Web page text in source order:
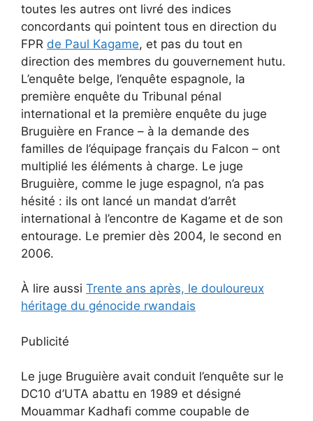
toutes les autres ont livré des indices
concordants qui pointent tous en direction du
FPR de Paul Kagame, et pas du tout en
direction des membres du gouvernement hutu.
L’enquête belge, l’enquête espagnole, la
première enquête du Tribunal pénal
international et la première enquête du juge
Bruguière en France – à la demande des
familles de l’équipage français du Falcon – ont
multiplié les éléments à charge. Le juge
Bruguière, comme le juge espagnol, n’a pas
hésité : ils ont lancé un mandat d’arrêt
international à l’encontre de Kagame et de son
entourage. Le premier dès 2004, le second en
2006.
À lire aussi Trente ans après, le douloureux
héritage du génocide rwandais
Publicité
Le juge Bruguière avait conduit l’enquête sur le
DC10 d’UTA abattu en 1989 et désigné
Mouammar Kadhafi comme coupable de